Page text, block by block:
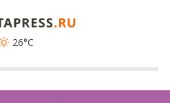
26°C